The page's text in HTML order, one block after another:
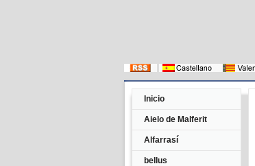
Inicio
Aielo de Malferit
Alfarrasí
bellus